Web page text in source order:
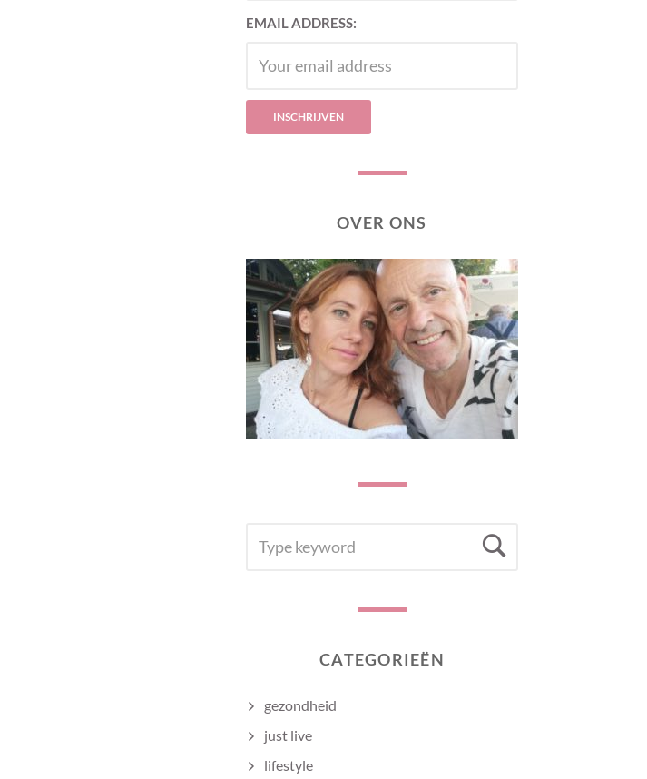
EMAIL ADDRESS:
OVER ONS
FOR:
CATEGORIEËN
gezondheid
just live
lifestyle